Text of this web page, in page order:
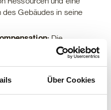
Über Cookies
Gebäudes in seine
Die
oder die
um den